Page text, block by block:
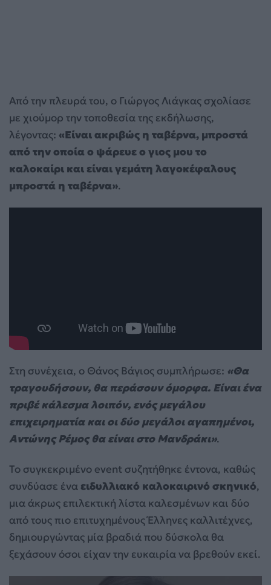
Από την πλευρά του, ο Γιώργος Λιάγκας σχολίασε
με χιούμορ την τοποθεσία της εκδήλωσης,
λέγοντας: «Είναι ακριβώς η ταβέρνα, μπροστά
από την οποία ο ψάρευε ο γιος μου το
καλοκαίρι και είναι γεμάτη λαγοκέφαλους
μπροστά η ταβέρνα».
Στη συνέχεια, ο Θάνος Βάγιος συμπλήρωσε: «Θα
τραγουδήσουν, θα περάσουν όμορφα. Είναι ένα
πριβέ κάλεσμα λοιπόν, ενός μεγάλου
επιχειρηματία και οι δύο μεγάλοι αγαπημένοι,
Αντώνης Ρέμος θα είναι στο Μανδράκι».
Το συγκεκριμένο event συζητήθηκε έντονα, καθώς
συνδύασε ένα ειδυλλιακό καλοκαιρινό σκηνικό,
μια άκρως επιλεκτική λίστα καλεσμένων και δύο
από τους πιο επιτυχημένους Έλληνες καλλιτέχνες,
δημιουργώντας μία βραδιά που δύσκολα θα
ξεχάσουν όσοι είχαν την ευκαιρία να βρεθούν εκεί.